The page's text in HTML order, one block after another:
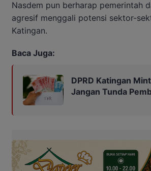
Nasdem pun berharap pemerintah
agresif menggali potensi sektor-
Katingan.
Baca Juga:
DPRD Katingan
Jangan Tunda